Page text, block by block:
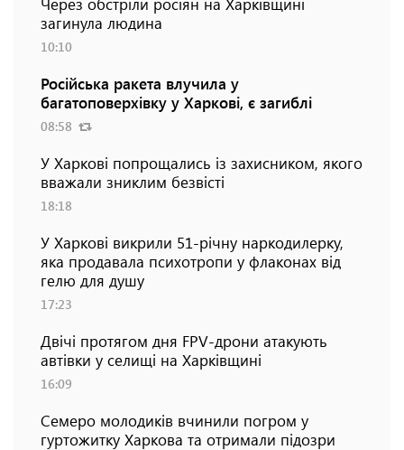
загинула людина
10:10
Російська ракета влучила у
багатоповерхівку у Харкові, є загиблі
08:58
У Харкові попрощались із захисником, якого
вважали зниклим безвісті
18:18
У Харкові викрили 51-річну наркодилерку,
яка продавала психотропи у флаконах від
гелю для душу
17:23
Двічі протягом дня FPV-дрони атакують
автівки у селищі на Харківщині
16:09
Семеро молодиків вчинили погром у
гуртожитку Харкова та отримали підозри